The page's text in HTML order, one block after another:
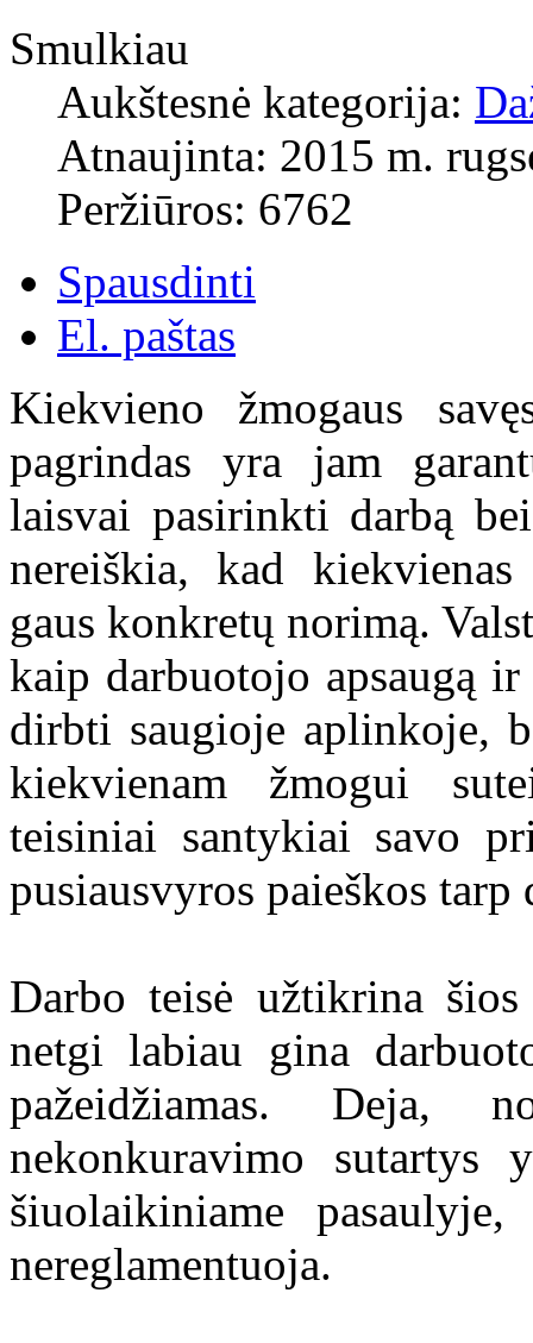
Smulkiau
Aukštesnė kategorija:
Atnaujinta: 2015 m.
Peržiūros: 6762
Spausdinti
El. paštas
Kiekvieno žmogaus
pagrindas yra jam
laisvai pasirinkti darbą
nereiškia, kad
gaus konkretų norimą.
kaip darbuotojo apsaugą
dirbti saugioje aplinkoje,
kiekvienam žmogui
teisiniai santykiai savo
pusiausvyros paieškos
Darbo teisė užtikrina
netgi labiau gina
pažeidžiamas. Deja,
nekonkuravimo sutartys
šiuolaikiniame
nereglamentuoja.